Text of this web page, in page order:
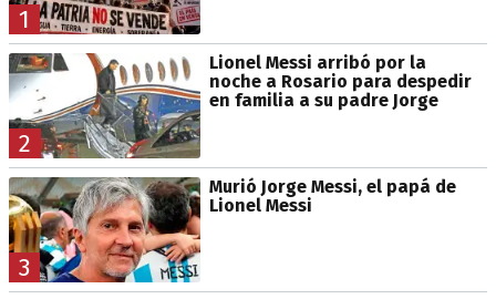
1
2
Lionel Messi arribó por la
noche a Rosario para despedir
en familia a su padre Jorge
3
Murió Jorge Messi, el papá de
Lionel Messi